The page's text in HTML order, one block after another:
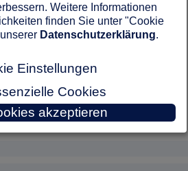
Weitere Informationen
finden Sie unter "Cookie
Datenschutzerklärung.
Einstellungen
Cookies
akzeptieren